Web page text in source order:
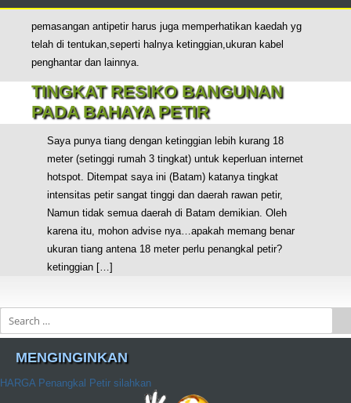
pemasangan antipetir harus juga memperhatikan kaedah yg
telah di tentukan,seperti halnya ketinggian,ukuran kabel
penghantar dan lainnya.
TINGKAT RESIKO BANGUNAN
PADA BAHAYA PETIR
Saya punya tiang dengan ketinggian lebih kurang 18
meter (setinggi rumah 3 tingkat) untuk keperluan internet
hotspot. Ditempat saya ini (Batam) katanya tingkat
intensitas petir sangat tinggi dan daerah rawan petir,
Namun tidak semua daerah di Batam demikian. Oleh
karena itu, mohon advise nya…apakah memang benar
ukuran tiang antena 18 meter perlu penangkal petir?
ketinggian […]
Search
MENGINGINKAN
HARGA Penangkal Petir silahkan